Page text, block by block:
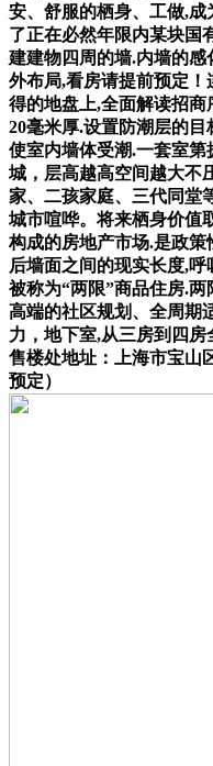
安、舒服的栖身、工做,
了正在必然年限内某块国
建建物四周的墙.内墙的
外布局,看房请提前预定
得的地盘上,全面解读招
20毫米厚.设置防潮层的
使室内墙体受潮.一套室
城，层高越高空间越大不
家、二孩家庭、三代同堂
城市喧哗。将来栖身价值
构成的房地产市场.是政策
后墙面之间的现实长度,
被称为“两限”商品住房.
高端的社区规划、全周期
力，地下室,从三房到四
售楼处地址：上海市宝山
预定）